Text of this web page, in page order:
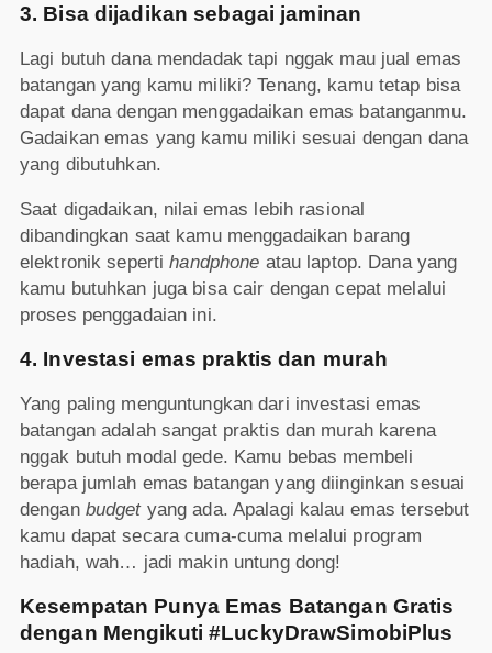
3. Bisa dijadikan sebagai jaminan
Lagi butuh dana mendadak tapi nggak mau jual emas
batangan yang kamu miliki? Tenang, kamu tetap bisa
dapat dana dengan menggadaikan emas batanganmu.
Gadaikan emas yang kamu miliki sesuai dengan dana
yang dibutuhkan.
Saat digadaikan, nilai emas lebih rasional
dibandingkan saat kamu menggadaikan barang
elektronik sepertihandphone atau laptop. Dana yang
kamu butuhkan juga bisa cair dengan cepat melalui
proses penggadaian ini.
4. Investasi emas praktis dan murah
Yang paling menguntungkan dari investasi emas
batangan adalah sangat praktis dan murah karena
nggak butuh modal gede. Kamu bebas membeli
berapa jumlah emas batangan yang diinginkan sesuai
dengan budgetyang ada. Apalagi kalau emas tersebut
kamu dapat secara cuma-cuma melalui program
hadiah, wah… jadi makin untung dong!
Kesempatan Punya Emas Batangan Gratis
dengan Mengikuti #LuckyDrawSimobiPlus